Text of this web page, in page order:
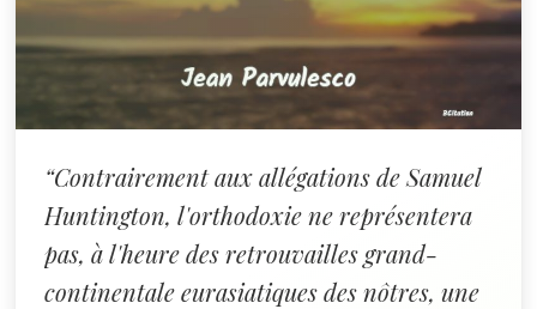
“Contrairement aux allégations de Samuel
Huntington, l'orthodoxie ne représentera
pas, à l'heure des retrouvailles grand-
continentale eurasiatiques des nôtres, une